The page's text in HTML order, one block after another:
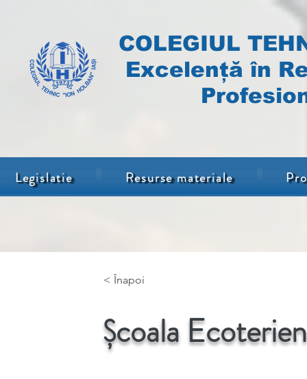
COLEGIUL
Excelență în
Legislatie Resurse materiale
< Înapoi
Școala